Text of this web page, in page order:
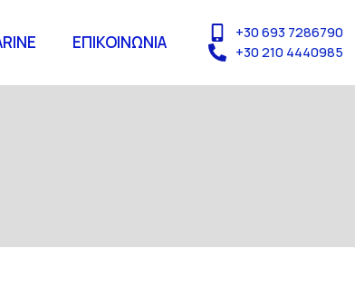
ΕΠΙΚΟΙΝΩΝΙΑ
+30 693 7286790
+30 210 4440985